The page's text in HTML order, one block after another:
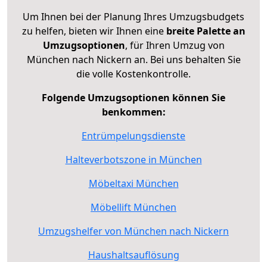
Um Ihnen bei der Planung Ihres Umzugsbudgets
zu helfen, bieten wir Ihnen eine breite Palette an
Umzugsoptionen, für Ihren Umzug von
München nach Nickern an. Bei uns behalten Sie
die volle Kostenkontrolle.
Folgende Umzugsoptionen können Sie
benkommen:
Entrümpelungsdienste
Halteverbotszone in München
Möbeltaxi München
Möbellift München
Umzugshelfer von München nach Nickern
Haushaltsauflösung